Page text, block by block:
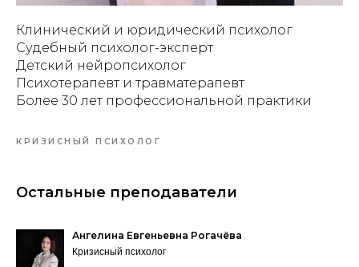
Клинический и юридический психолог
Судебный психолог-эксперт
Детский нейропсихолог
Психотерапевт и травматерапевт
Более 30 лет профессиональной практики
КРИЗИСНЫЙ ПСИХОЛОГ
Остальные преподаватели
Ангелина Евгеньевна Рогачёва
Кризисный психолог